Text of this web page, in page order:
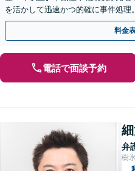
を活かして迅速かつ的確に事件処
システムもお任せ【完全個室】【自
料金
電話で面談予約
弁
樹